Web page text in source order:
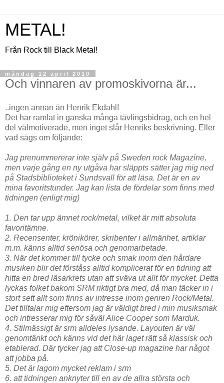
METAL!
Från Rock till Black Metal!
måndag 12 april 2010
Och vinnaren av promoskivorna är...
..ingen annan än Henrik Ekdahl!
Det har ramlat in ganska många tävlingsbidrag, och en hel
del välmotiverade, men inget slår Henriks beskrivning. Eller
vad sägs om följande:
Jag prenummererar inte själv på Sweden rock Magazine,
men varje gång en ny utgåva har släppts sätter jag mig ned
på Stadsbiblioteket i Sundsvall för att läsa. Det är en av
mina favoritstunder. Jag kan lista de fördelar som finns med
tidningen (enligt mig)
1. Den tar upp ämnet rock/metal, vilket är mitt absoluta
favoritämne.
2. Recensenter, krönikörer, skribenter i allmänhet, artiklar
m.m. känns alltid seriösa och genomarbetade.
3. När det kommer till tycke och smak inom den hårdare
musiken blir det förståss alltid komplicerat för en tidning att
hitta en bred läsarkrets utan att sväva ut allt för mycket. Detta
lyckas folket bakom SRM riktigt bra med, då man täcker in i
stort sett allt som finns av intresse inom genren Rock/Metal.
Det tilltalar mig eftersom jag är väldigt bred i min musiksmak
och intresserar mig för såväl Alice Cooper som Marduk.
4. Stilmässigt är srm alldeles lysande. Layouten är väl
genomtänkt och känns vid det här laget rätt så klassisk och
etablerad. Där tycker jag att Close-up magazine har något
att jobba på.
5. Det är lagom mycket reklam i srm
6. att tidningen anknyter till en av de allra största och